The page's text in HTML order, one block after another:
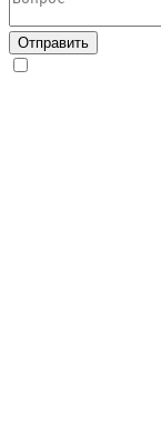
Отправить